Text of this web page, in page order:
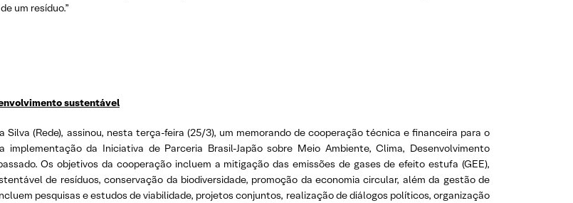
um resíduo.”
sustentável
(Rede), assinou, nesta terça-feira (25/3), um memorando de cooperação técnica e financeira para o
da Iniciativa de Parceria Brasil-Japão sobre Meio Ambiente, Clima, Desenvolvimento
Os objetivos da cooperação incluem a mitigação das emissões de gases de efeito estufa (GEE),
de resíduos, conservação da biodiversidade, promoção da economia circular, além da gestão de
pesquisas e estudos de viabilidade, projetos conjuntos, realização de diálogos políticos, organização